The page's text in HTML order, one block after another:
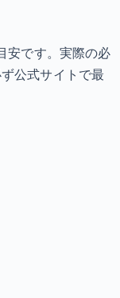
安です。実際の必
公式サイトで最